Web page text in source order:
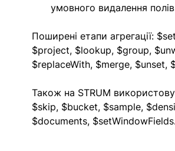
умовного видалення
Поширені етапи агрегації:
$project, $lookup, $group,
$replaceWith, $merge, $unset,
Також на STRUM
$skip, $bucket, $sample,
$documents, $setWindowFields.